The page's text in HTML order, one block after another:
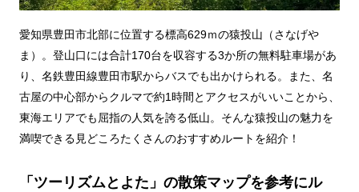
愛知県豊田市北部に位置する標高629ｍの猿投山（さなげや
ま）。登山口には合計170台を収容する3か所の無料駐車場があ
り、名鉄豊田線豊田市駅からバスでも出かけられる。また、名
古屋の中心部からクルマで約1時間とアクセスがいいことから、
東海エリアでも屈指の人気を誇る低山。そんな猿投山の魅力を
満喫できる見どころたくさんのおすすめルートを紹介！
「ツーリズムとよた」の散策マップを参考にル